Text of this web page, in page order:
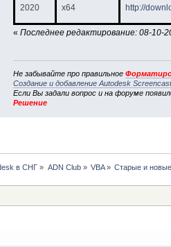
2020 x64 http://
« Последнее редактирование: 08-10-
Не забывайте про правильное
Создание и добавление Autodesk
Если Вы задали вопрос и на форуме
Решение
в СНГ » ADN Club» VBA» Старые и